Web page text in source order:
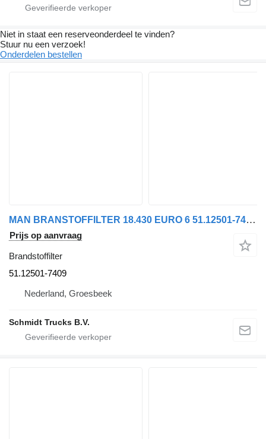
Niet in staat een reserveonderdeel te vinden?
Stuur nu een verzoek!
Onderdelen bestellen
MAN BRANSTOFFILTER 18.430 EURO 6 51.12501-7409 brandstoffilter voor vrachtwagen
Prijs op aanvraag
Brandstoffilter
51.12501-7409
Nederland, Groesbeek
Schmidt Trucks B.V.